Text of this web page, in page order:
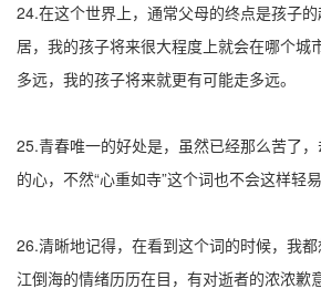
24.在这个世界上，通常父母的终点是孩子
居，我的孩子将来很大程度上就会在哪个城
多远，我的孩子将来就更有可能走多远。
25.青春唯一的好处是，虽然已经那么苦了
的心，不然“心重如寺”这个词也不会这样轻易
26.清晰地记得，在看到这个词的时候，我
江倒海的情绪历历在目，有对逝者的浓浓歉